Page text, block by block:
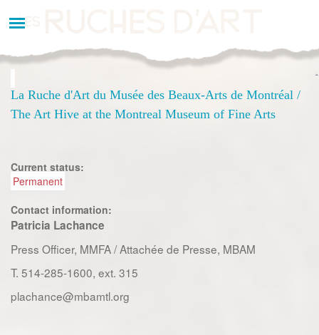
au
La Ruche d'Art du Musée des Beaux-Arts de Montréal /
The Art Hive at the Montreal Museum of Fine Arts
Current status:
Permanent
Contact information:
Patricia Lachance
Press Officer, MMFA / Attachée de Presse, MBAM
T. 514-285-1600, ext. 315
plachance@mbamtl.org